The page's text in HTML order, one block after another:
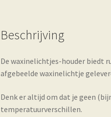
Beschrijving
De waxinelichtjes-houder biedt
afgebeelde waxinelichtje
Denk er altijd om dat je geen
temperatuurverschillen.